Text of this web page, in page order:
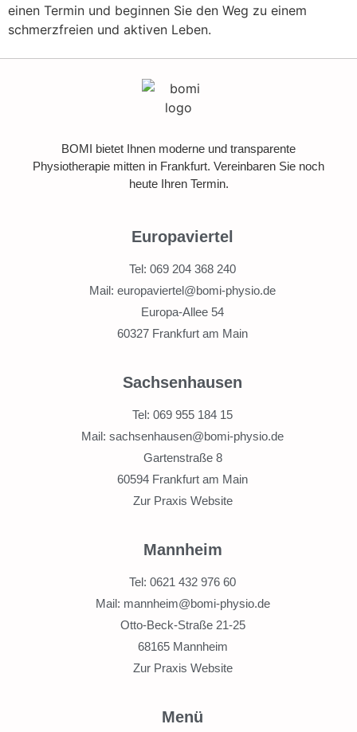
einen Termin und beginnen Sie den Weg zu einem
schmerzfreien und aktiven Leben.
BOMI bietet Ihnen moderne und transparente
Physiotherapie mitten in Frankfurt. Vereinbaren Sie noch
heute Ihren Termin.
Europaviertel
Tel: 069 204 368 240
Mail: europaviertel@bomi-physio.de
Europa-Allee 54
60327 Frankfurt am Main
Sachsenhausen
Tel: 069 955 184 15
Mail: sachsenhausen@bomi-physio.de
Gartenstraße 8
60594 Frankfurt am Main
Zur Praxis Website
Mannheim
Tel: 0621 432 976 60
Mail: mannheim@bomi-physio.de
Otto-Beck-Straße 21-25
68165 Mannheim
Zur Praxis Website
Menü